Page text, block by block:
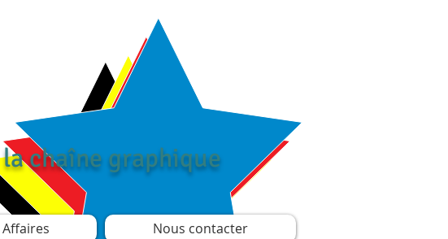
chaîne graphique
Nous contacter